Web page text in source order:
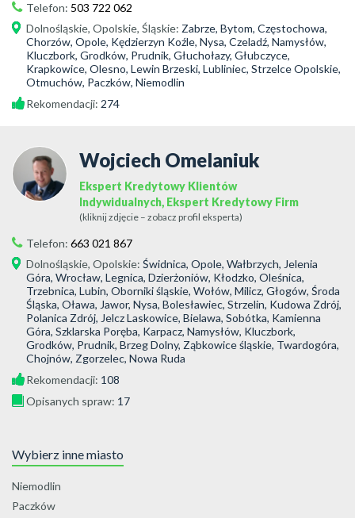
Telefon: 503 722 062
Dolnośląskie, Opolskie, Śląskie: Zabrze, Bytom, Częstochowa,
Chorzów, Opole, Kędzierzyn Koźle, Nysa, Czeladź, Namysłów,
Kluczbork, Grodków, Prudnik, Głuchołazy, Głubczyce,
Krapkowice, Olesno, Lewin Brzeski, Lubliniec, Strzelce Opolskie,
Otmuchów, Paczków, Niemodlin
Rekomendacji: 274
Wojciech Omelaniuk
Ekspert Kredytowy Klientów
Indywidualnych, Ekspert Kredytowy Firm
(kliknij zdjęcie – zobacz profil eksperta)
Telefon: 663 021 867
Dolnośląskie, Opolskie: Świdnica, Opole, Wałbrzych, Jelenia
Góra, Wrocław, Legnica, Dzierżoniów, Kłodzko, Oleśnica,
Trzebnica, Lubin, Oborniki śląskie, Wołów, Milicz, Głogów, Środa
Śląska, Oława, Jawor, Nysa, Bolesławiec, Strzelin, Kudowa Zdrój,
Polanica Zdrój, Jelcz Laskowice, Bielawa, Sobótka, Kamienna
Góra, Szklarska Poręba, Karpacz, Namysłów, Kluczbork,
Grodków, Prudnik, Brzeg Dolny, Ząbkowice śląskie, Twardogóra,
Chojnów, Zgorzelec, Nowa Ruda
Rekomendacji: 108
Opisanych spraw: 17
Wybierz inne miasto
Niemodlin
Paczków